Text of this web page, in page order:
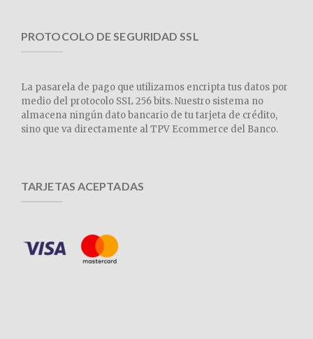
PROTOCOLO DE SEGURIDAD SSL
La pasarela de pago que utilizamos encripta tus datos por
medio del protocolo SSL 256 bits. Nuestro sistema no
almacena ningún dato bancario de tu tarjeta de crédito,
sino que va directamente al TPV Ecommerce del Banco.
TARJETAS ACEPTADAS